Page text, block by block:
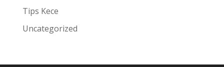
Tips Kece
Uncategorized